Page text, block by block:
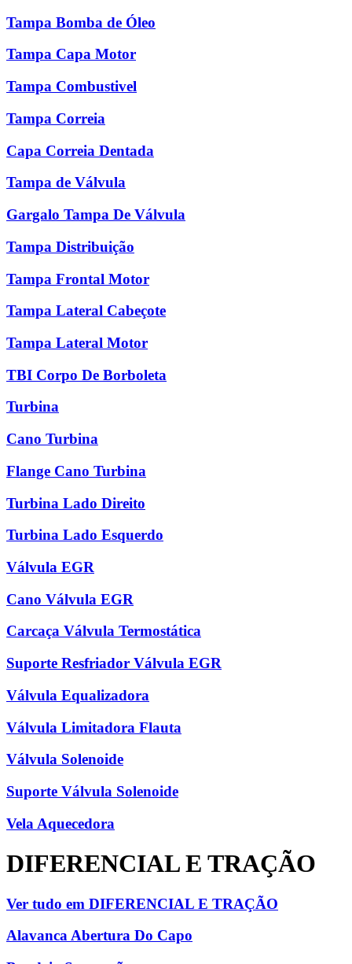
Tampa Bomba de Óleo
Tampa Capa Motor
Tampa Combustivel
Tampa Correia
Capa Correia Dentada
Tampa de Válvula
Gargalo Tampa De Válvula
Tampa Distribuição
Tampa Frontal Motor
Tampa Lateral Cabeçote
Tampa Lateral Motor
TBI Corpo De Borboleta
Turbina
Cano Turbina
Flange Cano Turbina
Turbina Lado Direito
Turbina Lado Esquerdo
Válvula EGR
Cano Válvula EGR
Carcaça Válvula Termostática
Suporte Resfriador Válvula EGR
Válvula Equalizadora
Válvula Limitadora Flauta
Válvula Solenoide
Suporte Válvula Solenoide
Vela Aquecedora
DIFERENCIAL E TRAÇÃO
Ver tudo em DIFERENCIAL E TRAÇÃO
Alavanca Abertura Do Capo